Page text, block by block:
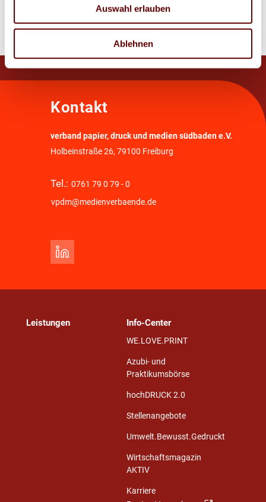
Auswahl erlauben
Ablehnen
Zur Übersicht
Kontakt
verband papier, druck und medien südbaden e.V.
Holbeinstraße 26, 79100 Freiburg
Tel.: 0761 79 0 79 - 0
vpdm@medienverbaende.de
Leistungen Info-Center
WE.LOVE.PRINT
Azubi- und
Praktikumsbörse
hochDRUCK 2.0
Stellenangebote
Umwelt.Bewusst.Gedruckt
Wirtschaftsmagazin
AKTIV
Karriere